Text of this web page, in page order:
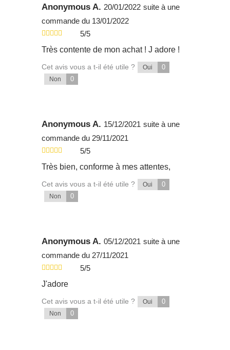
Anonymous A. 20/01/2022 suite à une
commande du 13/01/2022
5/5
Très contente de mon achat ! J adore !
Cet avis vous a t-il été utile ? Oui 0
Non 0
Anonymous A. 15/12/2021 suite à une
commande du 29/11/2021
5/5
Très bien, conforme à mes attentes,
Cet avis vous a t-il été utile ? Oui 0
Non 0
Anonymous A. 05/12/2021 suite à une
commande du 27/11/2021
5/5
J'adore
Cet avis vous a t-il été utile ? Oui 0
Non 0